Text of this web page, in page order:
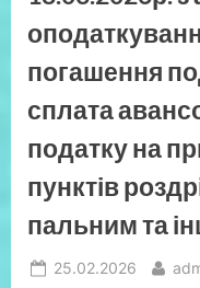
погашення
сплата
податку на
пунктів
пальним та
Posted
25.02.2026 By